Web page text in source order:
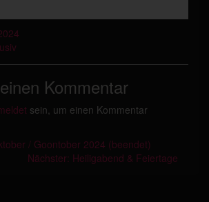
Kommentar
sein, um einen Kommentar
/ Goontober 2024 (beendet)
Nächster: Heiligabend & Feiertage